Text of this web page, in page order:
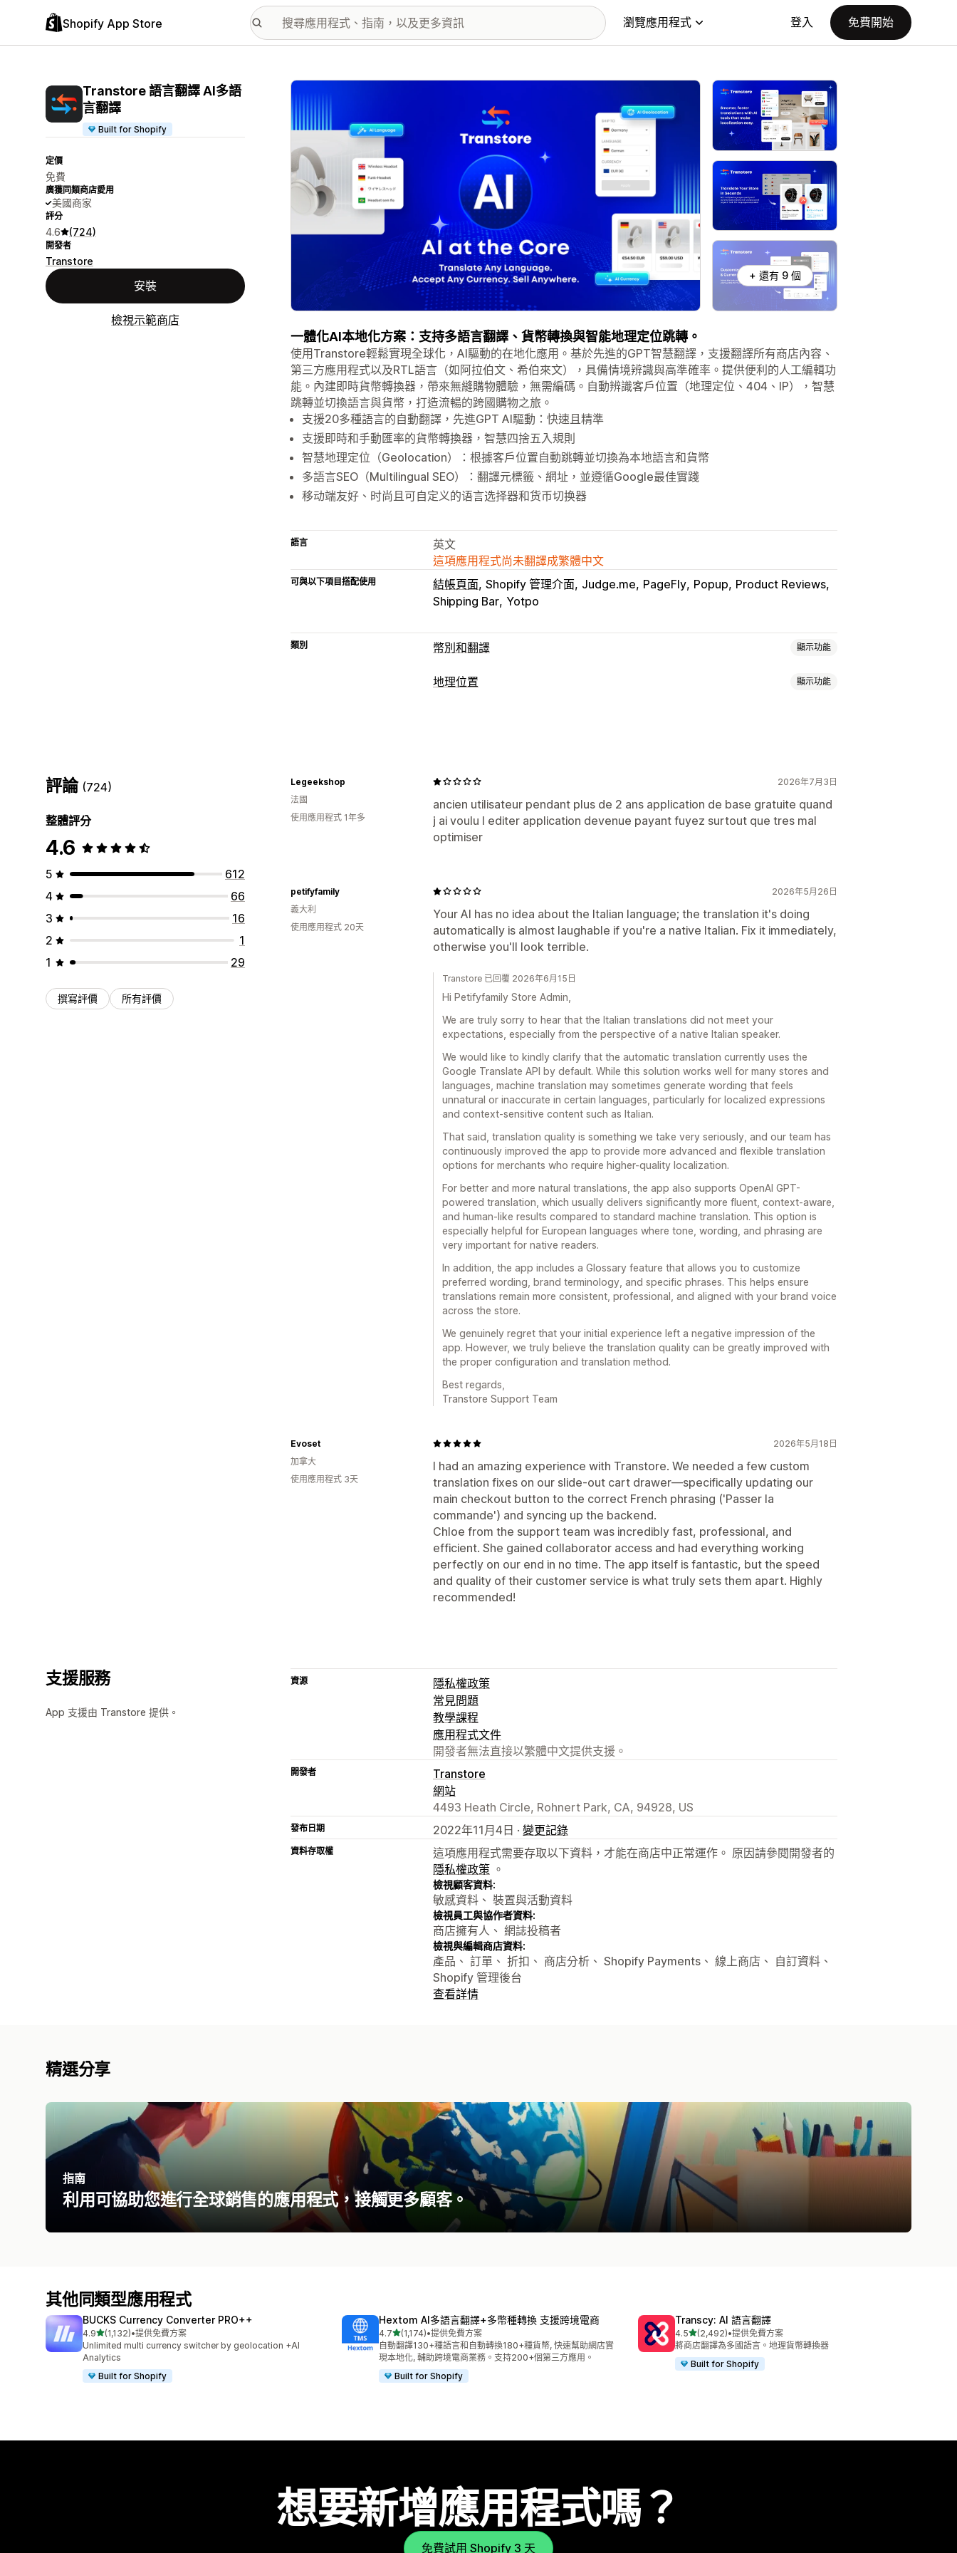
Shopify App Store 瀏覽應用程式 登入 免費開始
Transtore 語言翻譯 AI多語
言翻譯
Built for Shopify
定價
免費
廣獲同類商店愛用
美國商家
評分
4.6 (724)
開發者
Transtore
安裝
檢視示範商店
主要圖片圖庫
+ 還有 9 個
一體化AI本地化方案：支持多語言翻譯、貨幣轉換與智能地理定位跳轉。
使用Transtore輕鬆實現全球化，AI驅動的在地化應用。基於先進的GPT智慧翻譯，支援翻譯所有商店內容、
第三方應用程式以及RTL語言（如阿拉伯文、希伯來文），具備情境辨識與高準確率。提供便利的人工編輯功
能。內建即時貨幣轉換器，帶來無縫購物體驗，無需編碼。自動辨識客戶位置（地理定位、404、IP），智慧
跳轉並切換語言與貨幣，打造流暢的跨國購物之旅。
支援20多種語言的自動翻譯，先進GPT AI驅動：快速且精準
支援即時和手動匯率的貨幣轉換器，智慧四捨五入規則
智慧地理定位（Geolocation）：根據客戶位置自動跳轉並切換為本地語言和貨幣
多語言SEO（Multilingual SEO）：翻譯元標籤、網址，並遵循Google最佳實踐
移动端友好、时尚且可自定义的语言选择器和货币切换器
語言
英文
這項應用程式尚未翻譯成繁體中文
可與以下項目搭配使用 結帳頁面 Shopify 管理介面 Judge.me PageFly Popup Product Reviews
Shipping Bar Yotpo
類別 幣別和翻譯 顯示功能
幣別轉換
SEO 翻譯
語言切換選項
切換選項設計
地理位置 顯示功能
IP 位址 國家/地區
錯誤重新導向
手動重新導向 追蹤 分析
本地化設定
評論 (724)
整體評分
4.6
5
612
4
66
3
16
2
1
1
29
撰寫評價 所有評價
2026年7月3日
ancien utilisateur pendant plus de 2 ans application de base gratuite quand
j ai voulu l editer application devenue payant fuyez surtout que tres mal
optimiser
Legeekshop
法國
使用應用程式 1年多
2026年5月26日
Your AI has no idea about the Italian language; the translation it's doing
automatically is almost laughable if you're a native Italian. Fix it immediately,
otherwise you'll look terrible.
petifyfamily
義大利
使用應用程式 20天
Transtore 已回覆 2026年6月15日
Hi Petifyfamily Store Admin,
We are truly sorry to hear that the Italian translations did not meet your
expectations, especially from the perspective of a native Italian speaker.
We would like to kindly clarify that the automatic translation currently uses the
Google Translate API by default. While this solution works well for many stores and
languages, machine translation may sometimes generate wording that feels
unnatural or inaccurate in certain languages, particularly for localized expressions
and context-sensitive content such as Italian.
That said, translation quality is something we take very seriously, and our team has
continuously improved the app to provide more advanced and flexible translation
options for merchants who require higher-quality localization.
For better and more natural translations, the app also supports OpenAI GPT-
powered translation, which usually delivers significantly more fluent, context-aware,
and human-like results compared to standard machine translation. This option is
especially helpful for European languages where tone, wording, and phrasing are
very important for native readers.
In addition, the app includes a Glossary feature that allows you to customize
preferred wording, brand terminology, and specific phrases. This helps ensure
translations remain more consistent, professional, and aligned with your brand voice
across the store.
We genuinely regret that your initial experience left a negative impression of the
app. However, we truly believe the translation quality can be greatly improved with
the proper configuration and translation method.
Best regards,
Transtore Support Team
2026年5月18日
I had an amazing experience with Transtore. We needed a few custom
translation fixes on our slide-out cart drawer—specifically updating our
main checkout button to the correct French phrasing ('Passer la
commande') and syncing up the backend.
Chloe from the support team was incredibly fast, professional, and
efficient. She gained collaborator access and had everything working
perfectly on our end in no time. The app itself is fantastic, but the speed
and quality of their customer service is what truly sets them apart. Highly
recommended!
Evoset
加拿大
使用應用程式 3天
支援服務
App 支援由 Transtore 提供。
資源
隱私權政策
常見問題
教學課程
應用程式文件
開發者無法直接以繁體中文提供支援。
開發者
Transtore
網站
4493 Heath Circle, Rohnert Park, CA, 94928, US
發布日期 2022年11月4日 · 變更記錄
資料存取權
這項應用程式需要存取以下資料，才能在商店中正常運作。 原因請參閱開發者的
隱私權政策 。
檢視顧客資料:
敏感資料、 裝置與活動資料
檢視員工與協作者資料:
商店擁有人、 網誌投稿者
檢視與編輯商店資料:
產品、 訂單、 折扣、 商店分析、 Shopify Payments、 線上商店、 自訂資料、
Shopify 管理後台
查看詳情
精選分享
指南
利用可協助您進行全球銷售的應用程式，接觸更多顧客。
其他同類型應用程式
BUCKS Currency Converter PRO++
4.9滿分 5 顆星
(1,132)
共有 1132 則評價
•提供免費方案
Unlimited multi currency switcher by geolocation +AI
Analytics
Built for Shopify
Hextom AI多語言翻譯+多幣種轉換 支援跨境電商
4.7滿分 5 顆星
(1,174)
共有 1174 則評價
•提供免費方案
自動翻譯130+種語言和自動轉換180+種貨幣, 快速幫助網店實
現本地化, 輔助跨境電商業務。支持200+個第三方應用。
Built for Shopify
Transcy: AI 語言翻譯
4.5滿分 5 顆星
(2,492)
共有 2492 則評價
•提供免費方案
將商店翻譯為多國語言。地理貨幣轉換器
Built for Shopify
想要新增應用程式嗎？
免費試用 Shopify 3 天